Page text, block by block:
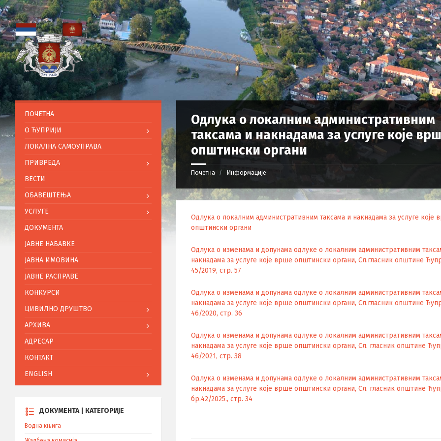
Одлука о локалним административним
таксама и накнадама за услуге које
општински органи
Почетна Информације
Одлука о локалним административним таксама и накнадама за услуге које
општински органи
Одлука о изменама и допунама одлуке о локалним административним
накнадама за услуге које врше општински органи, Сл.гласник општине
45/2019, стр. 57
Одлука о изменама и допунама одлуке о локалним административним
накнадама за услуге које врше општински органи, Сл.гласник општине
46/2020, стр. 36
Одлука о изменама и допунама одлуке о локалним административним
накнадама за услуге које врше општински органи, Сл. гласник општине
46/2021, стр. 38
Одлука о изменама и допунама одлуке о локалним административним
накнадама за услуге које врше општински органи, Сл. гласник општине
бр.42/2025., стр. 34
ПОЧЕТНА
O ЋУПРИЈИ
ЛОКАЛНА САМОУПРАВА
ПРИВРЕДА
ВЕСТИ
ОБАВЕШТЕЊА
УСЛУГЕ
ДОКУМЕНТА
ЈАВНЕ НАБАВКЕ
ЈАВНА ИМОВИНА
ЈАВНЕ РАСПРАВЕ
КОНКУРСИ
ЦИВИЛНО ДРУШТВО
АРХИВА
АДРЕСАР
КОНТАКТ
ENGLISH
ДОКУМЕНТА | КАТЕГОРИЈЕ
Водна књига